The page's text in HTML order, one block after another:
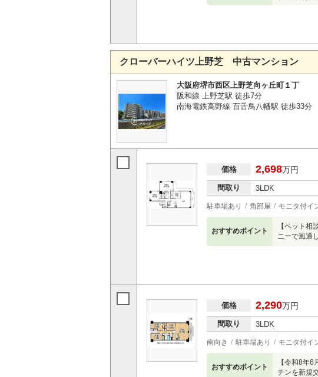
クローバーハイツ上野芝 中古マンション
大阪府堺市西区上野芝向ヶ丘町１丁
阪和線 上野芝駅 徒歩7分
南海電鉄高野線 百舌鳥八幡駅 徒歩33分
価格 2,698万円
間取り 3LDK
駐車場あり 角部屋 モニタ付イ
おすすめポイント
【ペット
ニーで風通
価格 2,290万円
間取り 3LDK
南向き 駐車場あり モニタ付イ
おすすめポイント
【令和8年
チンを新規